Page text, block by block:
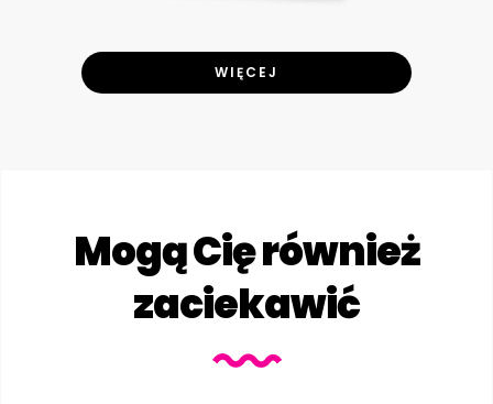
WIĘCEJ
Mogą Cię również
zaciekawić